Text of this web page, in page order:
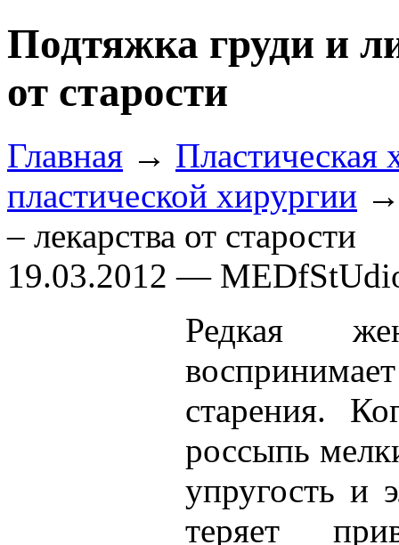
Подтяжка груди и
от старости
Главная → Пластическая
пластической хирургии →
– лекарства от старости
19.03.2012 —
Редкая
старения.
россыпь
упругость и
теряет